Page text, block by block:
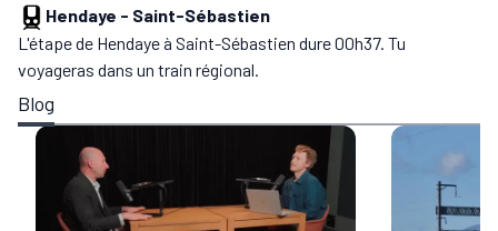
Hendaye - Saint-Sébastien
L'étape de Hendaye à Saint-Sébastien dure 00h37. Tu
voyageras dans un train régional.
Blog